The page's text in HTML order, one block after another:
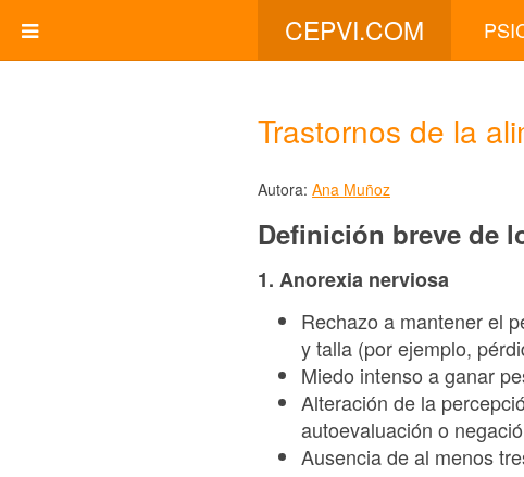
CEPVI.COM
Trastornos de la
Autora: Ana Muñoz
Definición breve de
1. Anorexia nerviosa
Rechazo a mantener el
y talla (por ejemplo,
Miedo intenso a ganar
Alteración de la
autoevaluación o
Ausencia de al menos